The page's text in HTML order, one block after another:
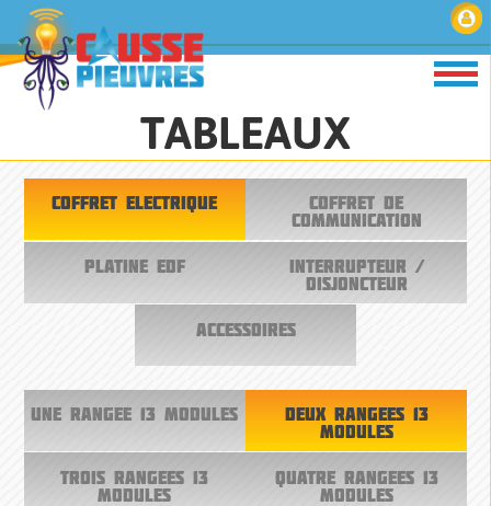
TABLEAUX
COFFRET ELECTRIQUE
COFFRET DE
COMMUNICATION
PLATINE EDF
INTERRUPTEUR /
DISJONCTEUR
ACCESSOIRES
UNE RANGEE 13 MODULES
DEUX RANGEES 13
MODULES
TROIS RANGEES 13
MODULES
QUATRE RANGEES 13
MODULES